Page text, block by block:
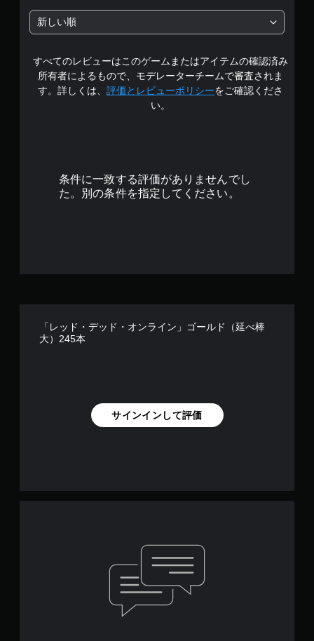
新しい順
すべてのレビューはこのゲームまたはアイテムの確認済み
所有者によるもので、モデレーターチームで審査されま
す。詳しくは、 評価とレビューポリシーをご確認くださ
い。
条件に一致する評価がありませんでし
た。別の条件を指定してください。
「レッド・デッド・オンライン」ゴールド（延べ棒
大）245本
サインインして評価